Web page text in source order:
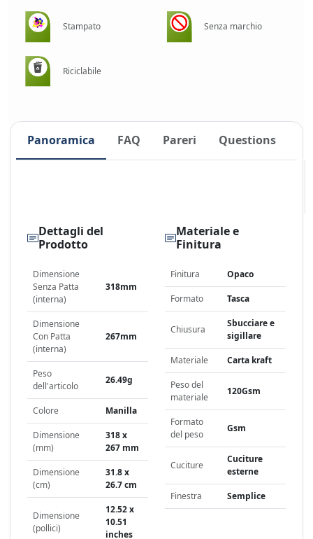
Stampato Senza marchio
Riciclabile
Panoramica FAQ Pareri Questions
Dettagli del
Prodotto
Dimensione
Senza Patta
(interna)
318mm
Dimensione
Con Patta
(interna)
267mm
Peso
dell'articolo
26.49g
Colore Manilla
Dimensione
(mm)
318 x
267 mm
Dimensione
(cm)
31.8 x
26.7 cm
Dimensione
(pollici)
12.52 x
10.51
inches
Materiale e
Finitura
Finitura Opaco
Formato Tasca
Chiusura
Sbucciare e
sigillare
Materiale Carta kraft
Peso del
materiale
120Gsm
Formato
del peso
Gsm
Cuciture
Cuciture
esterne
Finestra Semplice